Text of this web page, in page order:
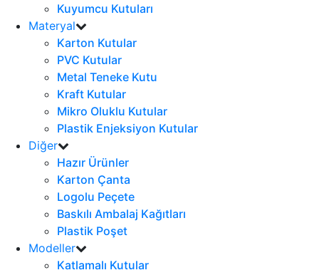
Kuyumcu Kutuları
Materyal
Karton Kutular
PVC Kutular
Metal Teneke Kutu
Kraft Kutular
Mikro Oluklu Kutular
Plastik Enjeksiyon Kutular
Diğer
Hazır Ürünler
Karton Çanta
Logolu Peçete
Baskılı Ambalaj Kağıtları
Plastik Poşet
Modeller
Katlamalı Kutular